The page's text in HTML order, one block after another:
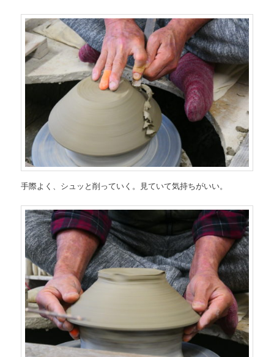
手際よく、シュッと削っていく。見ていて気持ちがいい。